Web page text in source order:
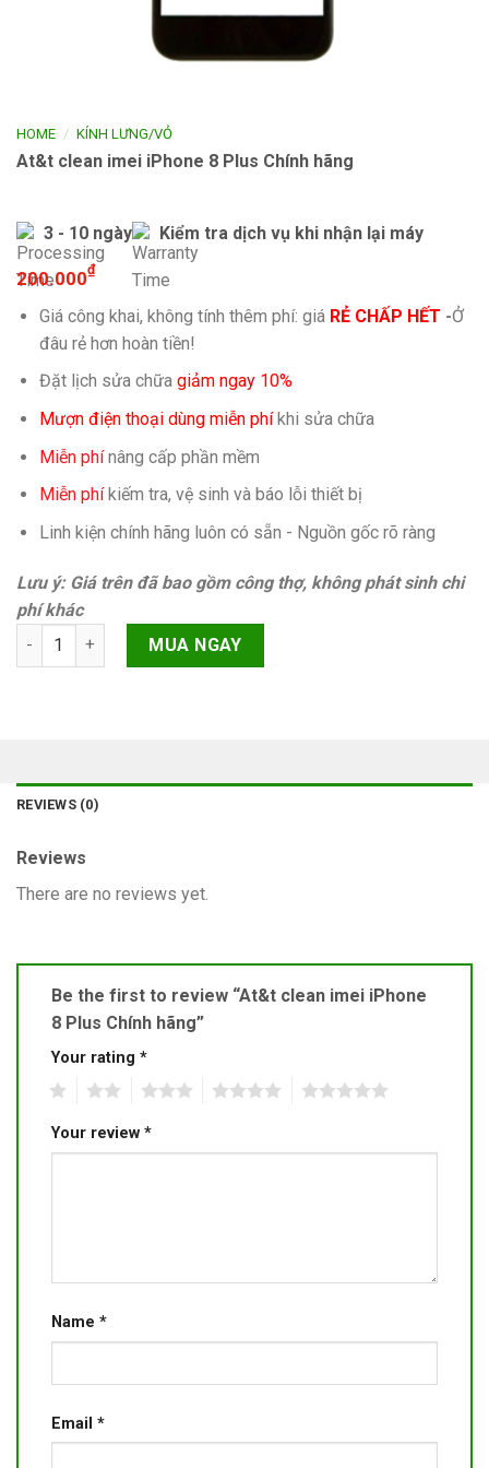
HOME / KÍNH LƯNG/VỎ
At&t clean imei iPhone 8 Plus Chính hãng
3 - 10 ngày Kiểm tra dịch vụ khi nhận lại máy
200.000₫
Giá công khai, không tính thêm phí: giá RẺ CHẤP HẾT -Ở
đâu rẻ hơn hoàn tiền!
Đặt lịch sửa chữa giảm ngay 10%
Mượn điện thoại dùng miễn phíkhi sửa chữa
Miễn phínâng cấp phần mềm
Miễn phíkiếm tra, vệ sinh và báo lỗi thiết bị
Linh kiện chính hãng luôn có sẵn - Nguồn gốc rõ ràng
Lưu ý: Giá trên đã bao gồm công thợ, không phát sinh chi
phí khác
At&t clean imei iPhone 8 Plus Chính hãng quantity
MUA NGAY
REVIEWS (0)
Reviews
There are no reviews yet.
Be the first to review “At&t clean imei iPhone
8 Plus Chính hãng”
Your rating *
Your review *
Name *
Email *